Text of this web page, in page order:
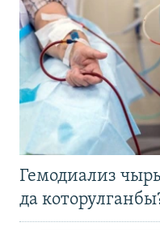
Гемодиализ
да